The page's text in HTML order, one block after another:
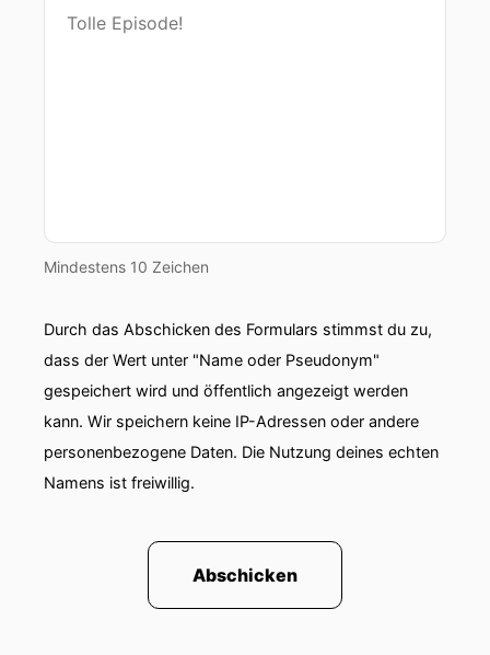
Mindestens 10 Zeichen
Durch das Abschicken des Formulars stimmst du zu,
dass der Wert unter "Name oder Pseudonym"
gespeichert wird und öffentlich angezeigt werden
kann. Wir speichern keine IP-Adressen oder andere
personenbezogene Daten. Die Nutzung deines echten
Namens ist freiwillig.
Abschicken